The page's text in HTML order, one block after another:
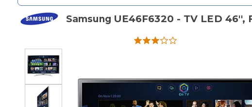
Samsung UE46F6320 - TV LED 46'',